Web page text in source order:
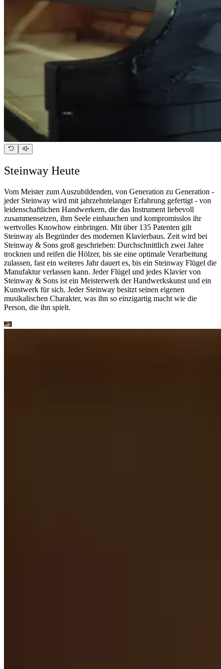
Steinway Heute
Vom Meister zum Auszubildenden, von Generation zu Generation -
jeder Steinway wird mit jahrzehntelanger Erfahrung gefertigt - von
leidenschaftlichen Handwerkern, die das Instrument liebevoll
zusammensetzen, ihm Seele einhauchen und kompromisslos ihr
wertvolles Knowhow einbringen. Mit über 135 Patenten gilt
Steinway als Begründer des modernen Klavierbaus. Zeit wird bei
Steinway ⁠&⁠ Sons groß geschrieben: Durchschnittlich zwei Jahre
trocknen und reifen die Hölzer, bis sie eine optimale Verarbeitung
zulassen, fast ein weiteres Jahr dauert es, bis ein Steinway Flügel die
Manufaktur verlassen kann. Jeder Flügel und jedes Klavier von
Steinway ⁠&⁠ Sons ist ein Meisterwerk der Handwerkskunst und ein
Kunstwerk für sich. Jeder Steinway besitzt seinen eigenen
musikalischen Charakter, was ihn so einzigartig macht wie die
Person, die ihn spielt.